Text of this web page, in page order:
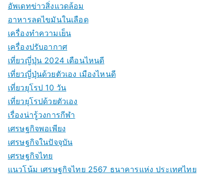
อัพเดทข่าวสิ่งแวดล้อม
อาหารลดไขมันในเลือด
เครื่องทำความเย็น
เครื่องปรับอากาศ
เที่ยวญี่ปุ่น 2024 เดือนไหนดี
เที่ยวญี่ปุ่นด้วยตัวเอง เมืองไหนดี
เที่ยวยุโรป 10 วัน
เที่ยวยุโรปด้วยตัวเอง
เรื่องน่ารู้วงการกีฬา
เศรษฐกิจพอเพียง
เศรษฐกิจในปัจจุบัน
เศรษฐกิจไทย
แนวโน้ม เศรษฐกิจไทย 2567 ธนาคารแห่ง ประเทศไทย